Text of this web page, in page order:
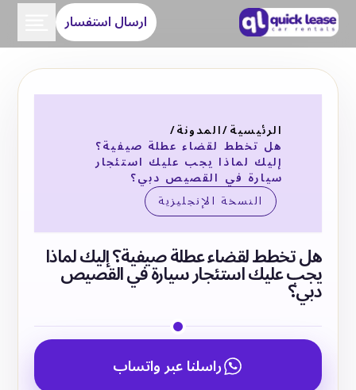
ارسال استفسار
الرئيسية/المدونة/
هل تخطط لقضاء عطلة صيفية؟
إليك لماذا يجب عليك استئجار
سيارة في القصيص دبي؟
النسخة الإنجليزية
هل تخطط لقضاء عطلة صيفية؟ إليك لماذا
يجب عليك استئجار سيارة في القصيص
دبي؟
راسلنا عبر واتساب